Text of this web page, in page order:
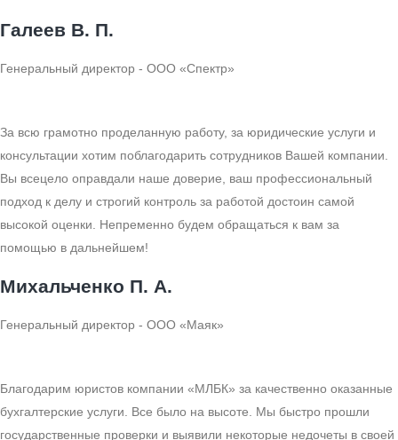
Галеев В. П.
Генеральный директор - ООО «Спектр»
За всю грамотно проделанную работу, за юридические услуги и
консультации хотим поблагодарить сотрудников Вашей компании.
Вы всецело оправдали наше доверие, ваш профессиональный
подход к делу и строгий контроль за работой достоин самой
высокой оценки. Непременно будем обращаться к вам за
помощью в дальнейшем!
Михальченко П. А.
Генеральный директор - ООО «Маяк»
Благодарим юристов компании «МЛБК» за качественно оказанные
бухгалтерские услуги. Все было на высоте. Мы быстро прошли
государственные проверки и выявили некоторые недочеты в своей